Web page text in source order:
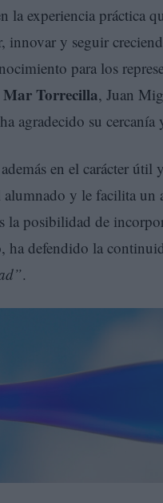
experiencia práctica
innovar y seguir
para los
Torrecilla, Juan
agradecido su cercanía
en el carácter
y le facilita un
posibilidad de
ha defendido la
.